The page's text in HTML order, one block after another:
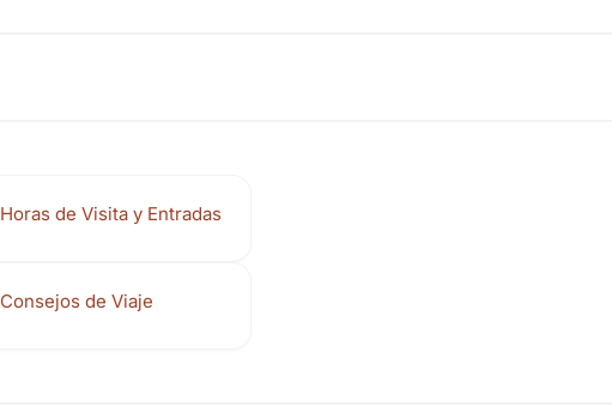
Horas de Visita y Entradas
Consejos de Viaje